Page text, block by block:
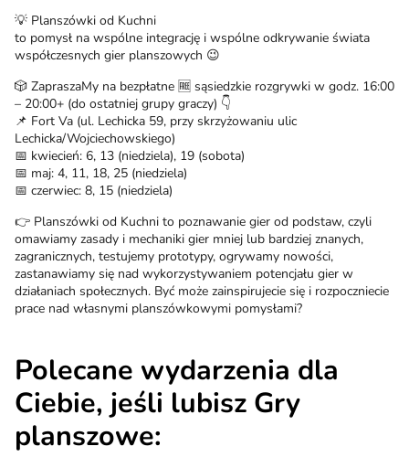
💡 Planszówki od Kuchni
to pomysł na wspólne integrację i wspólne odkrywanie świata
współczesnych gier planszowych 😉
🎲 ZapraszaMy na bezpłatne 🆓 sąsiedzkie rozgrywki w godz. 16:00
– 20:00+ (do ostatniej grupy graczy) 👇
📌 Fort Va (ul. Lechicka 59, przy skrzyżowaniu ulic
Lechicka/Wojciechowskiego)
📅 kwiecień: 6, 13 (niedziela), 19 (sobota)
📅 maj: 4, 11, 18, 25 (niedziela)
📅 czerwiec: 8, 15 (niedziela)
👉 Planszówki od Kuchni to poznawanie gier od podstaw, czyli
omawiamy zasady i mechaniki gier mniej lub bardziej znanych,
zagranicznych, testujemy prototypy, ogrywamy nowości,
zastanawiamy się nad wykorzystywaniem potencjału gier w
działaniach społecznych. Być może zainspirujecie się i rozpoczniecie
prace nad własnymi planszówkowymi pomysłami?
Polecane wydarzenia dla
Ciebie, jeśli lubisz Gry
planszowe: